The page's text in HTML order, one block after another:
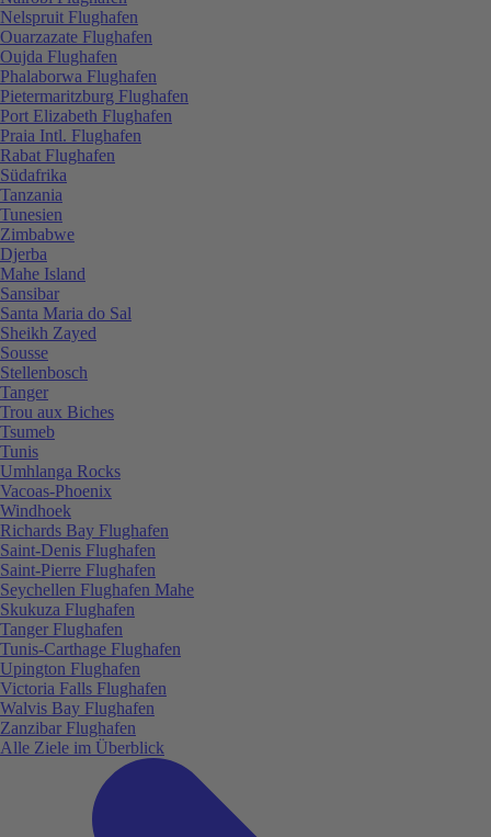
Nelspruit Flughafen
Ouarzazate Flughafen
Oujda Flughafen
Phalaborwa Flughafen
Pietermaritzburg Flughafen
Port Elizabeth Flughafen
Praia Intl. Flughafen
Rabat Flughafen
Südafrika
Tanzania
Tunesien
Zimbabwe
Djerba
Mahe Island
Sansibar
Santa Maria do Sal
Sheikh Zayed
Sousse
Stellenbosch
Tanger
Trou aux Biches
Tsumeb
Tunis
Umhlanga Rocks
Vacoas-Phoenix
Windhoek
Richards Bay Flughafen
Saint-Denis Flughafen
Saint-Pierre Flughafen
Seychellen Flughafen Mahe
Skukuza Flughafen
Tanger Flughafen
Tunis-Carthage Flughafen
Upington Flughafen
Victoria Falls Flughafen
Walvis Bay Flughafen
Zanzibar Flughafen
Alle Ziele im Überblick